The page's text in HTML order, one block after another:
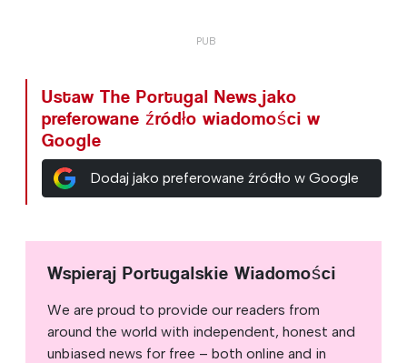
Ustaw The Portugal News jako
preferowane źródło wiadomości w
Google
Dodaj jako preferowane źródło w Google
Wspieraj Portugalskie Wiadomości
We are proud to provide our readers from
around the world with independent, honest and
unbiased news for free – both online and in